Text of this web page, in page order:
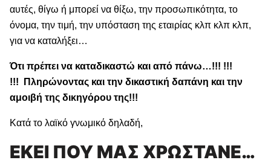
αυτές, θίγω ή μπορεί να θίξω, την προσωπικότητα, το
όνομα, την τιμή, την υπόσταση της εταιρίας κλπ κλπ κλπ,
για να καταλήξει…
Ότι πρέπει να καταδικαστώ και από πάνω…!!! !!!
!!! Πληρώνοντας και την δικαστική δαπάνη και την
αμοιβή της δικηγόρου της!!!
Κατά το λαϊκό γνωμικό δηλαδή,
ΕΚΕΙ ΠΟΥ ΜΑΣ ΧΡΩΣΤΑΝΕ…